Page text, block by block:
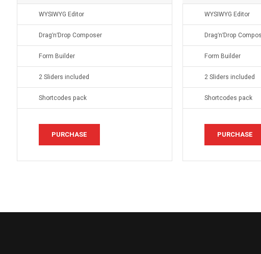
WYSIWYG Editor
Drag′n′Drop Composer
Form Builder
2 Sliders included
Shortcodes pack
PURCHASE
WYSIWYG Editor
Drag′n′Drop
Form Builder
2 Sliders included
Shortcodes pack
PURCHASE